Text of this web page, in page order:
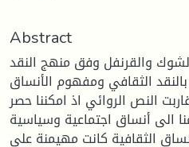
Abstract
والقرنفل وفق منهج النقد
الثقافي ومفهوم الأنساق
النص الروائي اذ امكننا حصر
الى أنساق اجتماعية وسياسية
الثقافية كانت مهيمنة على